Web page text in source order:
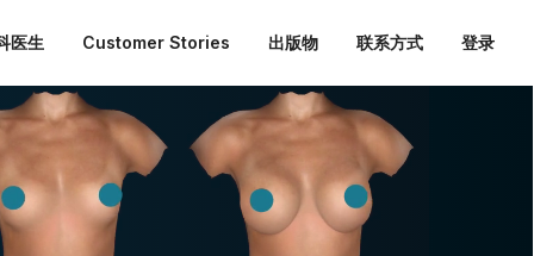
医生 Customer Stories 出版物 联系方式 登录